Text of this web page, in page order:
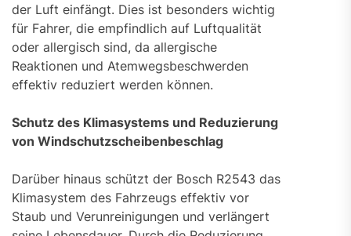
der Luft einfängt. Dies ist besonders wichtig
für Fahrer, die empfindlich auf Luftqualität
oder allergisch sind, da allergische
Reaktionen und Atemwegsbeschwerden
effektiv reduziert werden können.
Schutz des Klimasystems und Reduzierung
von Windschutzscheibenbeschlag
Darüber hinaus schützt der Bosch R2543 das
Klimasystem des Fahrzeugs effektiv vor
Staub und Verunreinigungen und verlängert